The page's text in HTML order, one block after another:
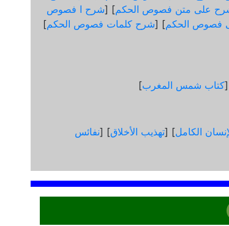
على متن فصوص الحكم] [شرح ا فصوص
فصوص الحكم] [شرح كلمات فصوص الحكم]
كتاب شمس المغرب]
الكامل] [تهذيب الأخلاق] [نفائس